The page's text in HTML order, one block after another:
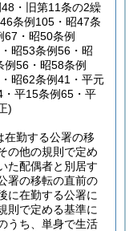
・旧第11条の2繰
条例105・昭47条
・昭50条例
昭53条例56・昭
56・昭58条例
昭62条例41・平元
平15条例65・平
)
在勤する公署の移
の他の規則で定め
た配偶者と別居す
署の移転の直前の
に在勤する公署に
則で定める基準に
うち、単身で生活